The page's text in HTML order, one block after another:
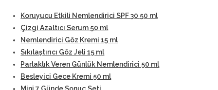
Koruyucu Etkili Nemlendirici SPF 30 50 ml
Çizgi Azaltıcı Serum 50 ml
Nemlendirici Göz Kremi 15 ml
Sıkılaştırıcı Göz Jeli 15 ml
Parlaklık Veren Günlük Nemlendirici 50 ml
Besleyici Gece Kremi 50 ml